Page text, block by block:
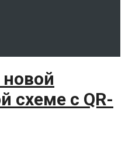
схеме с QR-